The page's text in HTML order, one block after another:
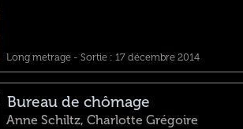
Long metrage - Sortie : 17 décembre 2014
Bureau de chômage
Anne Schiltz, Charlotte Grégoire